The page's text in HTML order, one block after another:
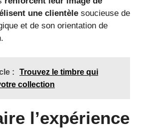
une clientèle soucieuse de
et de son orientation de
:
Trouvez le timbre qui
collection
l’expérience